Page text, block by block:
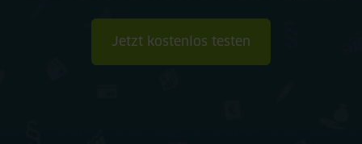
Jetzt kostenlos testen